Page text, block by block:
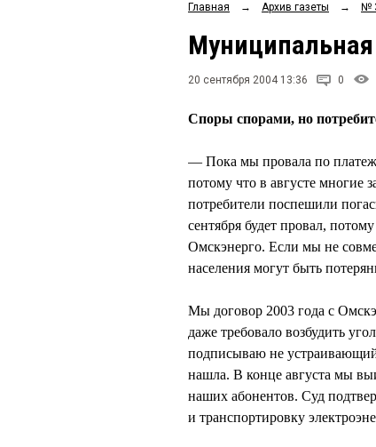
Главная → Архив газеты → №
Муниципальная
20 сентября 2004 13:36 0
Споры спорами, но
— Пока мы провала по
потому что в августе многие
потребители поспешили
сентября будет провал,
Омскэнерго. Если мы не
населения могут быть
Мы договор 2003 года с
даже требовало возбудить
подписываю не устраивающий
нашла. В конце августа мы
наших абонентов. Суд
и транспортировку